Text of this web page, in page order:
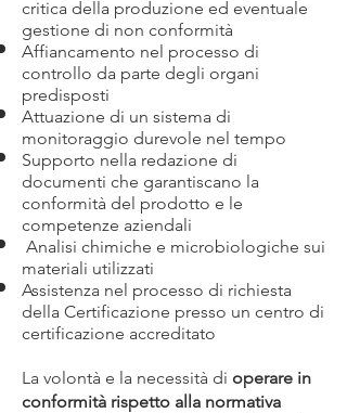
critica della produzione ed eventuale
gestione di non conformità
Affiancamento nel processo di
controllo da parte degli organi
predisposti
Attuazione di un sistema di
monitoraggio durevole nel tempo
Supporto nella redazione di
documenti che garantiscano la
conformità del prodotto e le
competenze aziendali
Analisi chimiche e microbiologiche sui
materiali utilizzati
Assistenza nel processo di richiesta
della Certificazione presso un centro di
certificazione accreditato
La volontà e la necessità di operare in
conformità rispetto alla normativa